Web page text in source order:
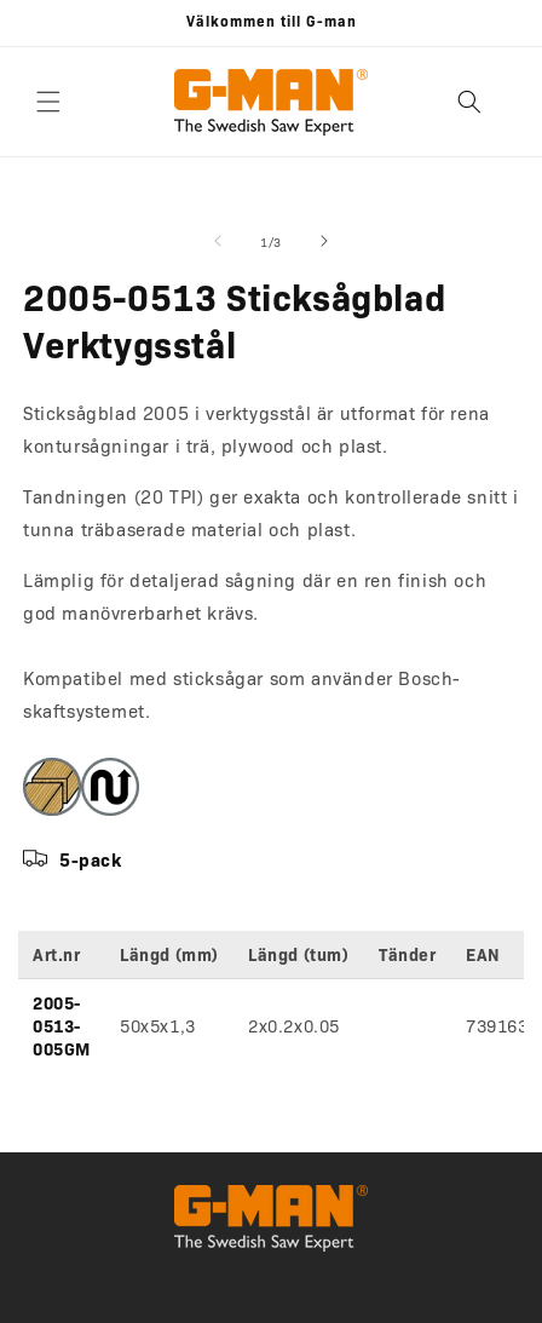
Välkommen till G-man
1 /av
3
2005-0513 Sticksågblad
Verktygsstål
Sticksågblad 2005 i verktygsstål är utformat för rena
kontursågningar i trä, plywood och plast.
Tandningen (20 TPI) ger exakta och kontrollerade snitt i
tunna träbaserade material och plast.
Lämplig för detaljerad sågning där en ren finish och
god manövrerbarhet krävs.
Kompatibel med sticksågar som använder Bosch-
skaftsystemet.
5-pack
Art.nr Längd (mm) Längd (tum) Tänder
EAN
2005-
0513-
005GM
50x5x1,3 2x0.2x0.05